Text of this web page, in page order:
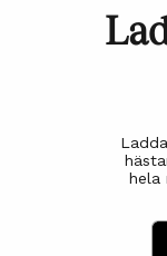
hela